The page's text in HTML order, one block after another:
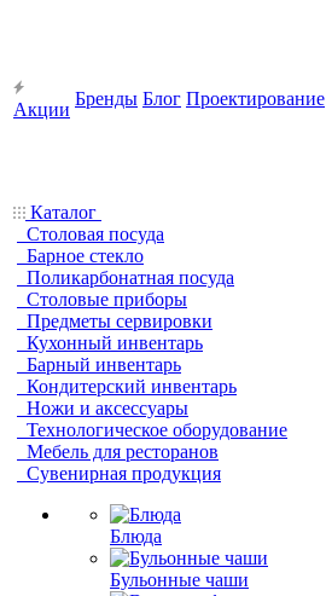
Акции
Бренды Блог Проектирование
Каталог
Столовая посуда
Барное стекло
Поликарбонатная посуда
Столовые приборы
Предметы сервировки
Кухонный инвентарь
Барный инвентарь
Кондитерский инвентарь
Ножи и аксессуары
Технологическое оборудование
Мебель для ресторанов
Сувенирная продукция
Блюда
Бульонные чаши